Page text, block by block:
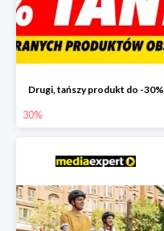
Drugi, tańszy produkt do -30%
30%